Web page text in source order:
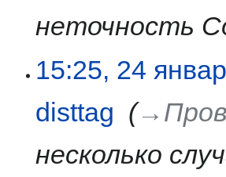
неточность
15:25, 24
disttag
несколько